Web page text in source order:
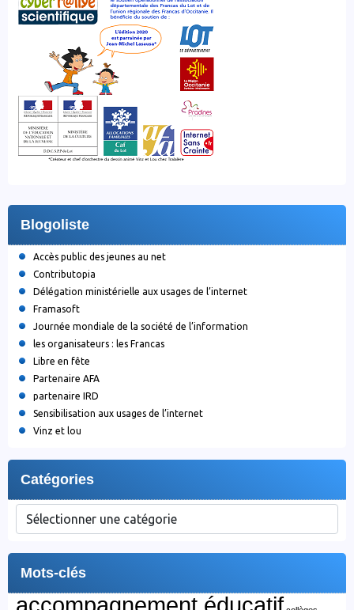
Blogoliste
Accès public des jeunes au net
Contributopia
Délégation ministérielle aux usages de l’internet
Framasoft
Journée mondiale de la société de l’information
les organisateurs : les Francas
Libre en fête
Partenaire AFA
partenaire IRD
Sensibilisation aux usages de l’internet
Vinz et lou
Catégories
Mots-clés